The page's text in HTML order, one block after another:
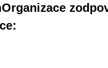
Organizace